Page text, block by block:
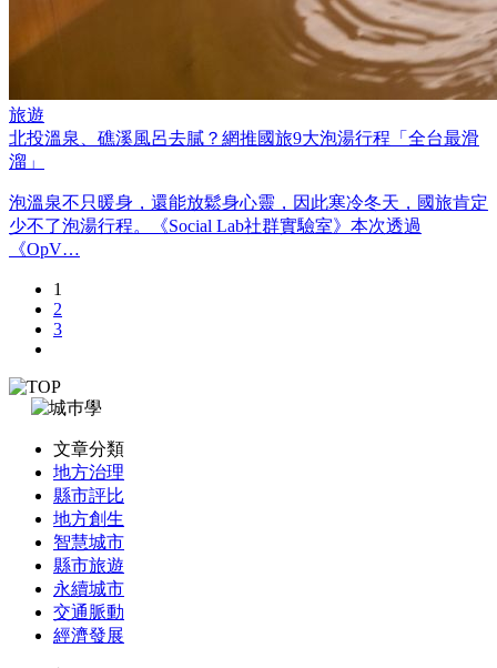
旅遊
北投溫泉、礁溪風呂去膩？網推國旅9大泡湯行程「全台最滑
溜」
泡溫泉不只暖身，還能放鬆身心靈，因此寒冷冬天，國旅肯定
少不了泡湯行程。《Social Lab社群實驗室》本次透過
《OpV…
1
2
3
文章分類
地方治理
縣市評比
地方創生
智慧城市
縣市旅遊
永續城市
交通脈動
經濟發展